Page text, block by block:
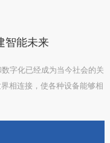
智能未来
字化已经成为当今社会的关
相连接，使各种设备能够相